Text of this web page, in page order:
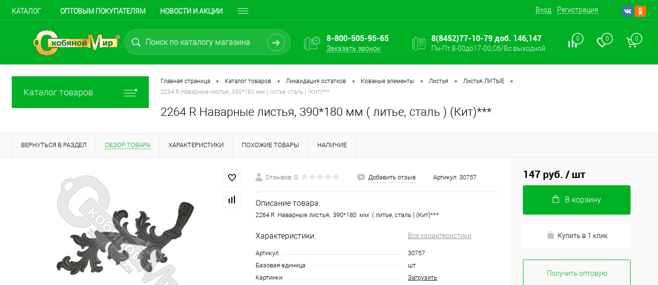
КАТАЛОГ ОПТОВЫМ ПОКУПАТЕЛЯМ НОВОСТИ И АКЦИИ Вход Регистрация
8-800-505-95-65
Заказать звонок
8(8452)77-10-79 доб. 146,147
Пн-Пт 8-00до17-00,Сб/Вс выходной
0 0 0
Каталог товаров
Главная страница • Каталог товаров • Ликвидация остатков • Кованые элементы • Листья • Листья ЛИТЫЕ •
2264 R Наварные листья, 390*180 мм ( литье, сталь ) (Кит)***
2264 R Наварные листья, 390*180 мм ( литье, сталь ) (Кит)***
ВЕРНУТЬСЯ В РАЗДЕЛ ОБЗОР ТОВАРА ХАРАКТЕРИСТИКИ ПОХОЖИЕ ТОВАРЫ НАЛИЧИЕ
Отзывов: 0 Добавить отзыв Артикул: 30757
Описание товара:
2264 R Наварные листья, 390*180 мм ( литье, сталь ) (Кит)***
Характеристики: Все характеристики
Артикул
30757
Базовая единица
шт
Картинки
Загрузить
147 руб. / шт
В корзину
Купить в 1 клик
Получить оптовую